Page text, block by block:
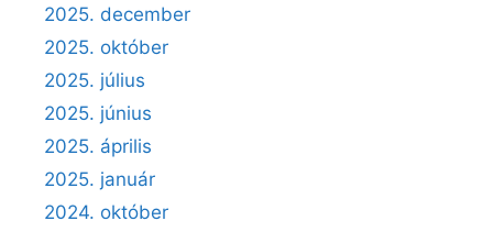
2025. december
2025. október
2025. július
2025. június
2025. április
2025. január
2024. október